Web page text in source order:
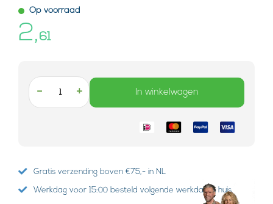
Op voorraad
2, 61
- + In winkelwagen
Gratis verzending boven €75,- in NL
Werkdag voor 15:00 besteld volgende werkdag in huis